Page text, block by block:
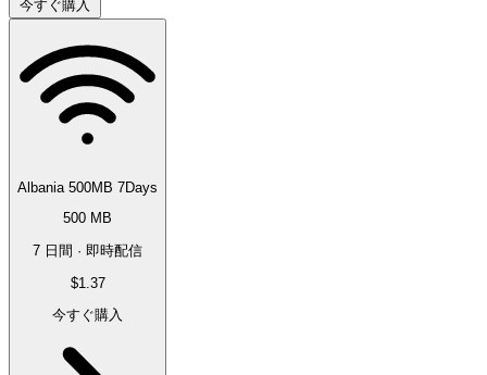
今すぐ購入
Albania 500MB 7Days
500 MB
7 日間 · 即時配信
$1.37
今すぐ購入